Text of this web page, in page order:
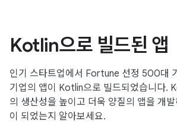
Kotlin으로 빌드된 앱
인기 스타트업에서 Fortune 선정 500대
기업의 앱이 Kotlin으로 빌드되었습니다.
의 생산성을 높이고 더욱 양질의 앱을 개
이 되었는지 알아보세요.